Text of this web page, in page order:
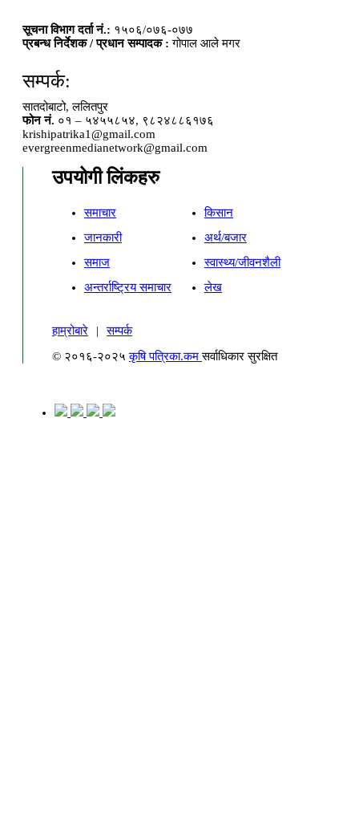
सूचना विभाग दर्ता नं.: १५०६/०७६-०७७
प्रबन्ध निर्देशक / प्रधान सम्पादक : गोपाल आले मगर
सम्पर्क:
सातदोबाटो, ललितपुर
फोन नं. ०१ – ५४५५८५४, ९८२४८८६१७६
krishipatrika1@gmail.com
evergreenmedianetwork@gmail.com
उपयोगी लिंकहरु
समाचार
किसान
जानकारी
अर्थ/बजार
समाज
स्वास्थ्य/जीवनशैली
अन्तर्राष्ट्रिय समाचार
लेख
हाम्रोबारे |
सम्पर्क
© २०१६-२०२५कृषि पत्रिका.कमसर्वाधिकार सुरक्षित